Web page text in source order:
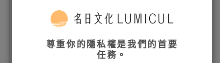
尊重你的隱私權是我們的首要
任務。